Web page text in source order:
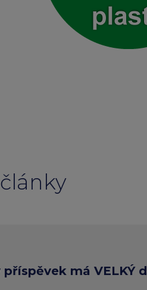
příspěvek má VELKÝ